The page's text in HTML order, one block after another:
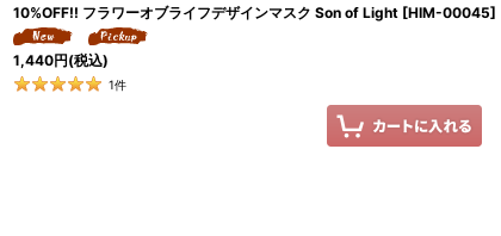
10%OFF!! フラワーオブライフデザインマスク Son of Light [HIM-00045]
1,440円(税込)
1件